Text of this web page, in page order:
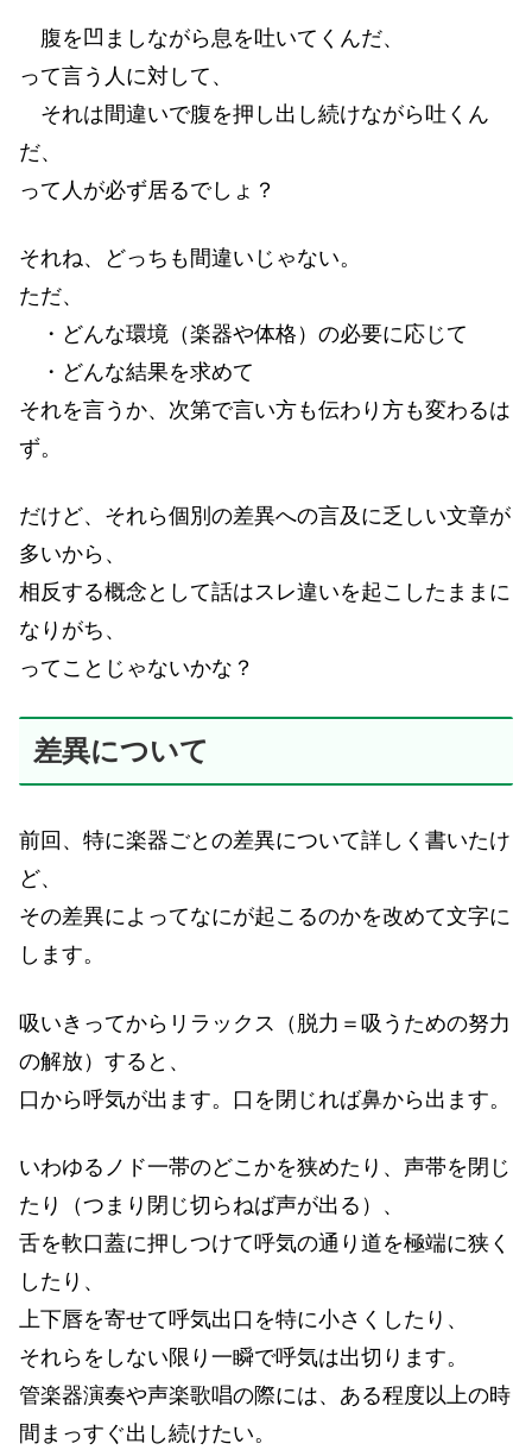
腹を凹ましながら息を吐いてくんだ、
って言う人に対して、
それは間違いで腹を押し出し続けながら吐くん
だ、
って人が必ず居るでしょ？
それね、どっちも間違いじゃない。
ただ、
・どんな環境（楽器や体格）の必要に応じて
・どんな結果を求めて
それを言うか、次第で言い方も伝わり方も変わるは
ず。
だけど、それら個別の差異への言及に乏しい文章が
多いから、
相反する概念として話はスレ違いを起こしたままに
なりがち、
ってことじゃないかな？
差異について
前回、特に楽器ごとの差異について詳しく書いたけ
ど、
その差異によってなにが起こるのかを改めて文字に
します。
吸いきってからリラックス（脱力＝吸うための努力
の解放）すると、
口から呼気が出ます。口を閉じれば鼻から出ます。
いわゆるノド一帯のどこかを狭めたり、声帯を閉じ
たり（つまり閉じ切らねば声が出る）、
舌を軟口蓋に押しつけて呼気の通り道を極端に狭く
したり、
上下唇を寄せて呼気出口を特に小さくしたり、
それらをしない限り一瞬で呼気は出切ります。
管楽器演奏や声楽歌唱の際には、ある程度以上の時
間まっすぐ出し続けたい。